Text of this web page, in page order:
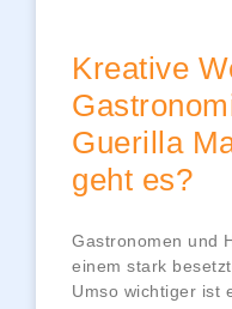
Kreative
Guerilla
geht es?
Gastronomen und
einem stark
Umso wichtiger ist